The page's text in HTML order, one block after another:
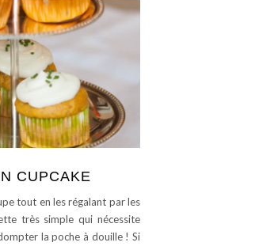
CUPCAKE
tout en les régalant par les
très simple qui nécessite
la poche à douille ! Si